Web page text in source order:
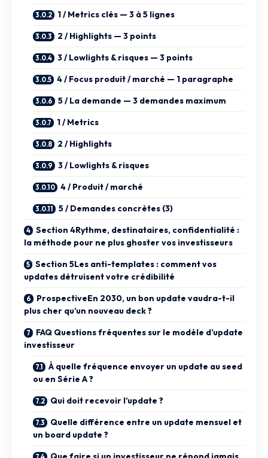
1 / Metrics clés — 3 à 5 lignes
2 / Highlights — 3 points
3 / Lowlights & risques — 3 points
4 / Focus produit / marché — 1 paragraphe
5 / La demande — 3 demandes maximum
1 / Metrics
2 / Highlights
3 / Lowlights & risques
4 / Produit / marché
5 / Demandes concrètes (3)
Section 4Rythme, destinataires, confidentialité :
la méthode pour ne plus ghoster vos investisseurs
Section 5Les anti-templates : comment vos
updates détruisent votre crédibilité
ProspectiveEn 2030, un bon update vaudra-t-il
plus cher qu’un nouveau deck ?
FAQ Questions fréquentes sur le modèle d’update
investisseur
À quelle fréquence envoyer un update au seed
ou en Série A ?
Qui doit recevoir l’update ?
Quelle différence entre un update mensuel et
un board update ?